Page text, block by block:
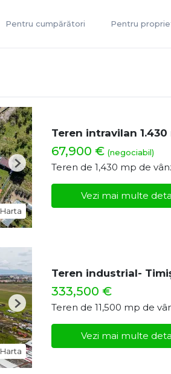
Pentru cumpărători Pentru
Harta
Next
Teren intravilan
67,900 € (negociabil)
Teren de 1,430 mp de
Vezi mai multe
Harta
Next
Teren industrial-
333,500 €
Teren de 11,500 mp de
Vezi mai multe